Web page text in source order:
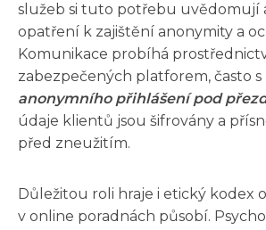
služeb si tuto potřebu uvědomují
opatření k zajištění anonymity a
Komunikace probíhá
zabezpečených platforem, často
anonymního přihlášení pod
údaje klientů jsou šifrovány a
před zneužitím.
Důležitou roli hraje i etický kodex
v online poradnách působí.